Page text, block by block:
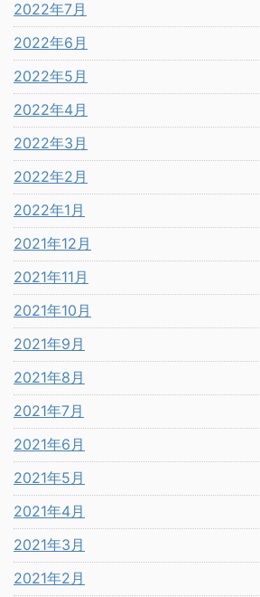
2022年7月
2022年6月
2022年5月
2022年4月
2022年3月
2022年2月
2022年1月
2021年12月
2021年11月
2021年10月
2021年9月
2021年8月
2021年7月
2021年6月
2021年5月
2021年4月
2021年3月
2021年2月